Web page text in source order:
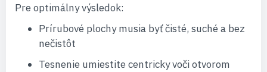
Pre optimálny výsledok:
Prírubové plochy musia byť čisté, suché a bez
nečistôt
Tesnenie umiestite centricky voči otvorom